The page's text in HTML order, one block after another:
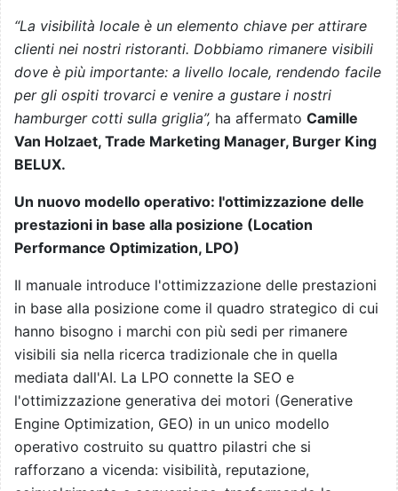
“La visibilità locale è un elemento chiave per attirare
clienti nei nostri ristoranti. Dobbiamo rimanere visibili
dove è più importante: a livello locale, rendendo facile
per gli ospiti trovarci e venire a gustare i nostri
hamburger cotti sulla griglia”, ha affermato Camille
Van Holzaet, Trade Marketing Manager, Burger King
BELUX.
Un nuovo modello operativo: l'ottimizzazione delle
prestazioni in base alla posizione (Location
Performance Optimization, LPO)
Il manuale introduce l'ottimizzazione delle prestazioni
in base alla posizione come il quadro strategico di cui
hanno bisogno i marchi con più sedi per rimanere
visibili sia nella ricerca tradizionale che in quella
mediata dall'AI. La LPO connette la SEO e
l'ottimizzazione generativa dei motori (Generative
Engine Optimization, GEO) in un unico modello
operativo costruito su quattro pilastri che si
rafforzano a vicenda: visibilità, reputazione,